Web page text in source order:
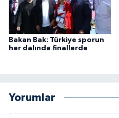
Bakan Bak: Türkiye sporun
her dalında finallerde
Yorumlar